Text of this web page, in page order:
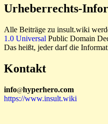
Urheberrechts-
Alle Beiträge zu insult.wiki
1.0 Universal Public Domain
Das heißt, jeder darf die
Kontakt
info@hyperhero.com
https://www.insult.wiki